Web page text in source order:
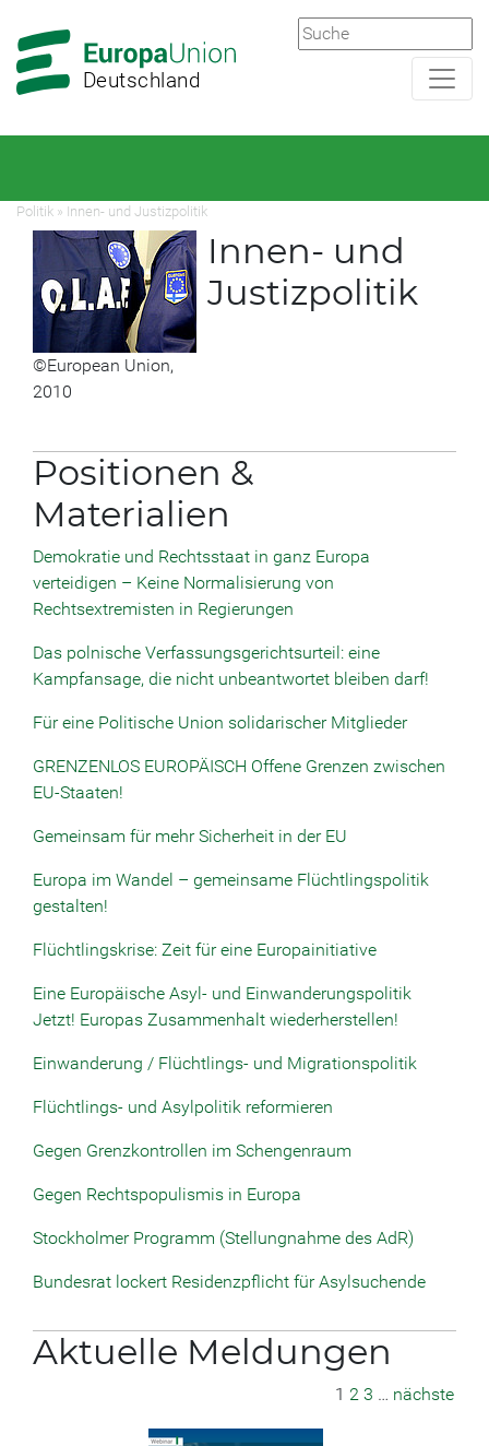
Hauptnavigation
Hauptbereich
Deutschland
Politik » Innen- und Justizpolitik
©European Union,
2010
Innen- und
Justizpolitik
Positionen &
Materialien
Demokratie und Rechtsstaat in ganz Europa
verteidigen – Keine Normalisierung von
Rechtsextremisten in Regierungen
Das polnische Verfassungsgerichtsurteil: eine
Kampfansage, die nicht unbeantwortet bleiben darf!
Für eine Politische Union solidarischer Mitglieder
GRENZENLOS EUROPÄISCH Offene Grenzen zwischen
EU-Staaten!
Gemeinsam für mehr Sicherheit in der EU
Europa im Wandel – gemeinsame Flüchtlingspolitik
gestalten!
Flüchtlingskrise: Zeit für eine Europainitiative
Eine Europäische Asyl- und Einwanderungspolitik
Jetzt! Europas Zusammenhalt wiederherstellen!
Einwanderung / Flüchtlings- und Migrationspolitik
Flüchtlings- und Asylpolitik reformieren
Gegen Grenzkontrollen im Schengenraum
Gegen Rechtspopulismis in Europa
Stockholmer Programm (Stellungnahme des AdR)
Bundesrat lockert Residenzpflicht für Asylsuchende
Aktuelle Meldungen
1 2 3 … nächste